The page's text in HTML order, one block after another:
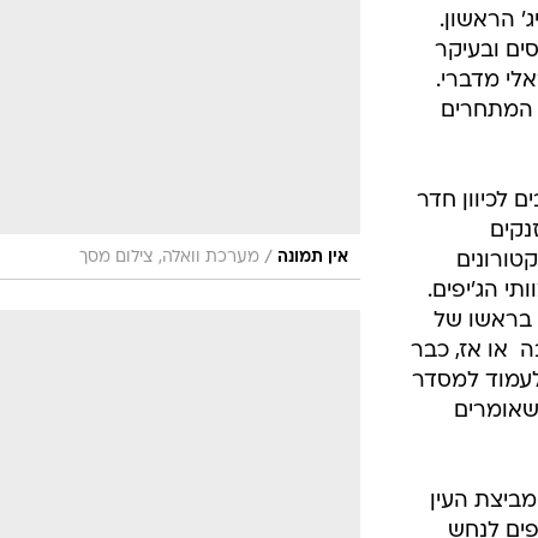
אין תמונה / מערכת וואלה, צילום מסך
הראשון.
ובעיקר
מדברי.
המתחרים
לכיוון חדר
הג'יפים.
בראשו של
 או אז, כבר
למסדר
העין
לנחש